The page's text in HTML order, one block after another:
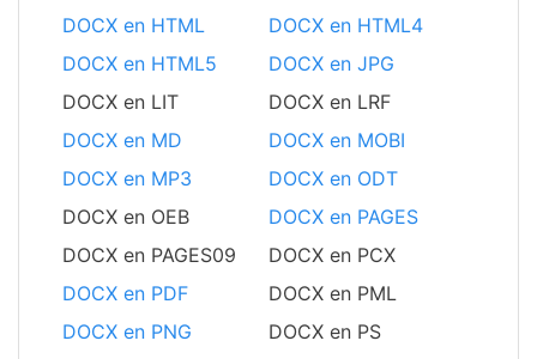
DOCX en HTML
DOCX en HTML4
DOCX en HTML5
DOCX en JPG
DOCX en LIT
DOCX en LRF
DOCX en MD
DOCX en MOBI
DOCX en MP3
DOCX en ODT
DOCX en OEB
DOCX en PAGES
DOCX en PAGES09
DOCX en PCX
DOCX en PDF
DOCX en PML
DOCX en PNG
DOCX en PS